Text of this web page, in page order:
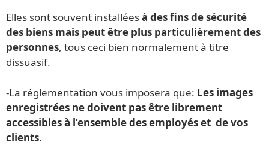
Elles sont souvent installéesà des fins de sécurité
des biens mais peut être plus particulièrement des
personnes, tous ceci bien normalement à titre
dissuasif.
-La réglementation vous imposera que: Les images
enregistrées ne doivent pas être librement
accessibles à l’ensemble des employés et de vos
clients.